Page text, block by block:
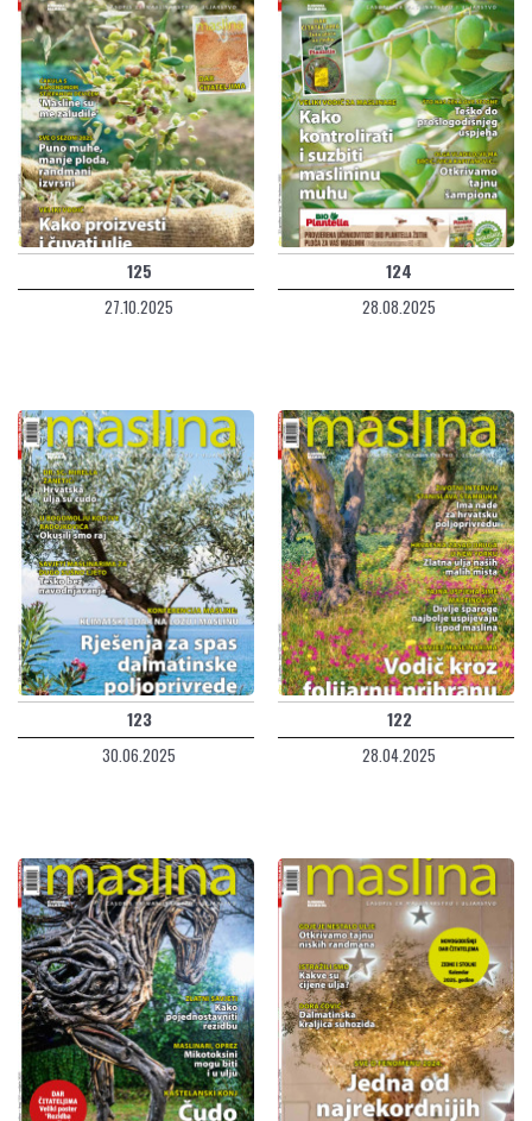
125
27.10.2025
124
28.08.2025
123
30.06.2025
122
28.04.2025